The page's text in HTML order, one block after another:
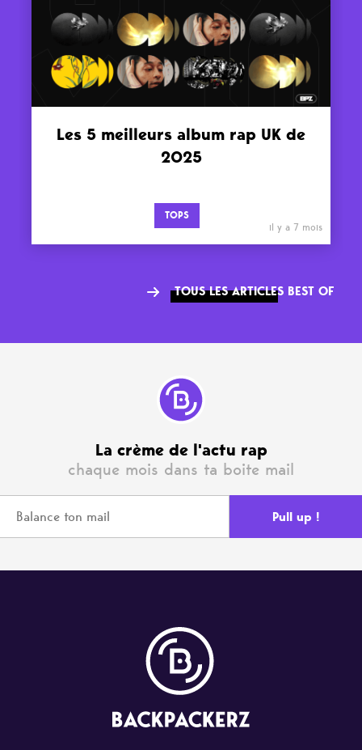
Les 5 meilleurs album rap UK de
2025
TOPS
il y a 7 mois
TOUS LES ARTICLES BEST OF
La crème de l'actu rap
chaque mois dans ta boite mail